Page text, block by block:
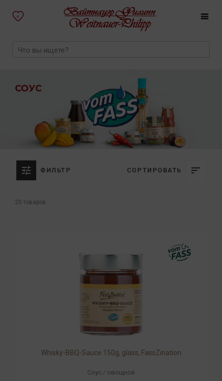
0
СОУС
ФИЛЬТР СОРТИРОВАТЬ
20 товаров
Whisky-BBQ-Sauce 150g, glass, FassZination
Соус / овощной